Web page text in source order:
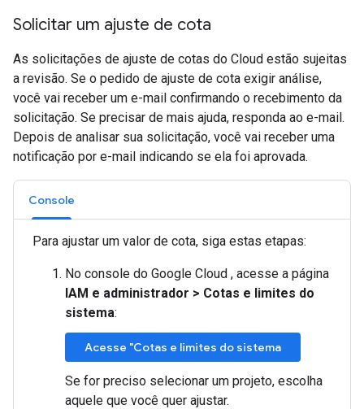
Solicitar um ajuste de cota
As solicitações de ajuste de cotas do Cloud estão sujeitas
a revisão. Se o pedido de ajuste de cota exigir análise,
você vai receber um e-mail confirmando o recebimento da
solicitação. Se precisar de mais ajuda, responda ao e-mail.
Depois de analisar sua solicitação, você vai receber uma
notificação por e-mail indicando se ela foi aprovada.
Console
Para ajustar um valor de cota, siga estas etapas:
No console do Google Cloud , acesse a página
IAM e administrador > Cotas e limites do
sistema:
Acesse "Cotas e limites do sistema
Se for preciso selecionar um projeto, escolha
aquele que você quer ajustar.